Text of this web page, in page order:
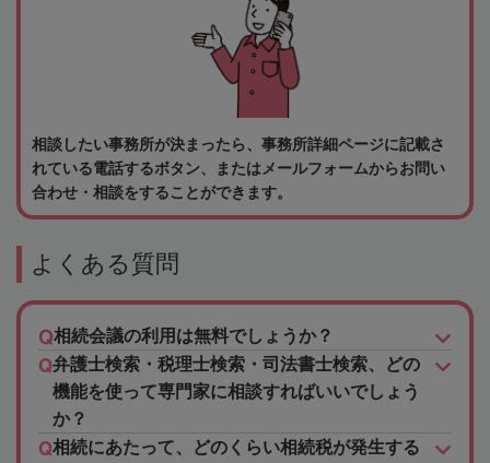
相談したい事務所が決まったら、事務所詳細ページに記載さ
れている電話するボタン、またはメールフォームからお問い
合わせ・相談をすることができます。
よくある質問
相続会議の利用は無料でしょうか？
弁護士検索・税理士検索・司法書士検索、どの
機能を使って専門家に相談すればいいでしょう
か？
相続にあたって、どのくらい相続税が発生する